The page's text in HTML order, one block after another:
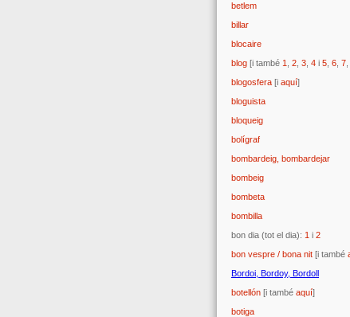
betlem
billar
blocaire
blog [i també 1 2 3 4 i 5 6 7
blogosfera [i aquí]
bloguista
bloqueig
bolígraf
bombardeig, bombardejar
bombeig
bombeta
bombilla
bon dia (tot el dia): 1 i 2
bon vespre / bona nit [i també
Bordoi, Bordoy, Bordoll
botellón [i també aquí]
botiga